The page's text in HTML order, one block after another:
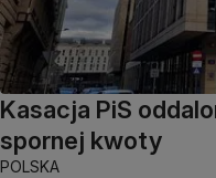
Kasacja PiS
spornej kwoty
POLSKA